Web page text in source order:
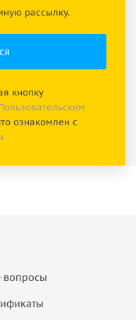
рассылку.
кнопку
ознакомлен с
вопросы